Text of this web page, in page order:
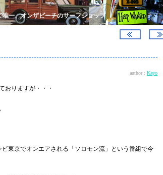
一、オンザビーチのサーフショップ
author : Kayo
おりますが・・・
東京でオンエアされる「ソロモン流」という番組で今